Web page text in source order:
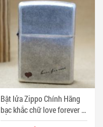
Bật lửa Zippo Chính Hãng
bạc khắc chữ love forever -
Mã SP: BL09012